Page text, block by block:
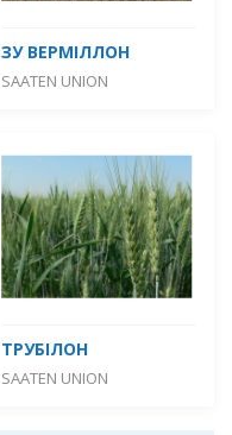
ЗУ ВЕРМІЛЛОН
SAATEN UNION
ТРУБІЛОН
SAATEN UNION